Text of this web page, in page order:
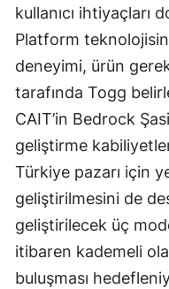
kullanıcı ihtiyaçları
Platform
deneyimi, ürün
tarafında Togg
CAIT’in Bedrock
geliştirme
Türkiye pazarı için
geliştirilmesini de
geliştirilecek üç
itibaren kademeli
buluşması